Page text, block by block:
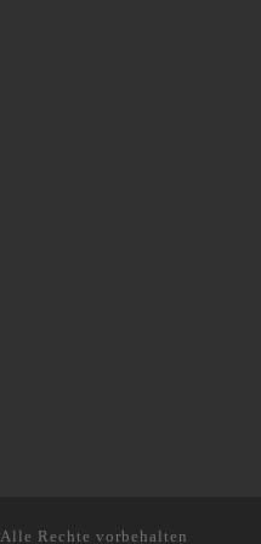
Alle Rechte vorbehalten